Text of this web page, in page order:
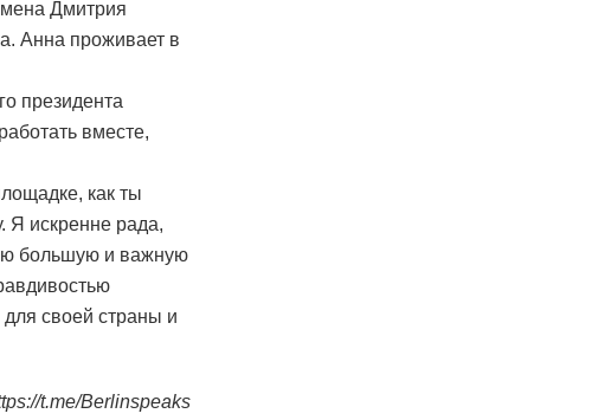
Дмитрия
Анна проживает в
президента
вместе,
как ты
Я искренне рада,
большую и важную
своей страны и
t.me/Berlinspeaks